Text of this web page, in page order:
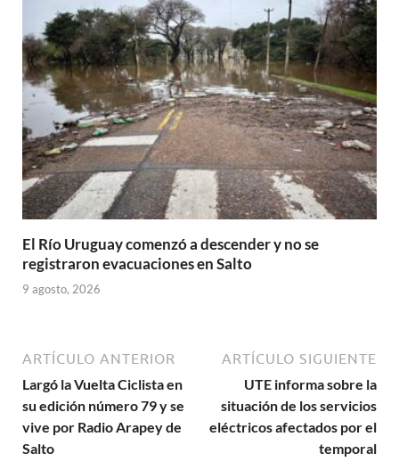
El Río Uruguay comenzó a descender y no se
registraron evacuaciones en Salto
9 agosto, 2026
ARTÍCULO ANTERIOR
Largó la Vuelta Ciclista en
su edición número 79 y se
vive por Radio Arapey de
Salto
ARTÍCULO SIGUIENTE
UTE informa sobre la
situación de los servicios
eléctricos afectados por el
temporal